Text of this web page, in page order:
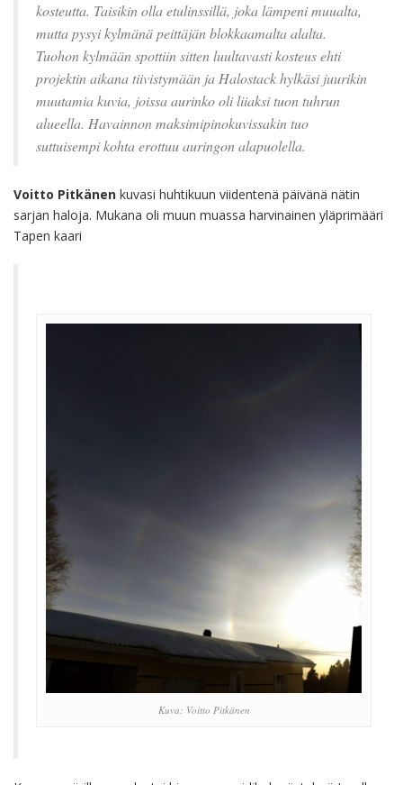
kosteutta. Taisikin olla etulinssillä, joka lämpeni muualta,
mutta pysyi kylmänä peittäjän blokkaamalta alalta.
Tuohon kylmään spottiin sitten luultavasti kosteus ehti
projektin aikana tiivistymään ja Halostack hylkäsi juurikin
muutamia kuvia, joissa aurinko oli liiaksi tuon tuhrun
alueella. Havainnon maksimipinokuvissakin tuo
suttuisempi kohta erottuu auringon alapuolella.
Voitto Pitkänen kuvasi huhtikuun viidentenä päivänä nätin
sarjan haloja. Mukana oli muun muassa harvinainen yläprimääri
Tapen kaari
Kuva: Voitto Pitkänen